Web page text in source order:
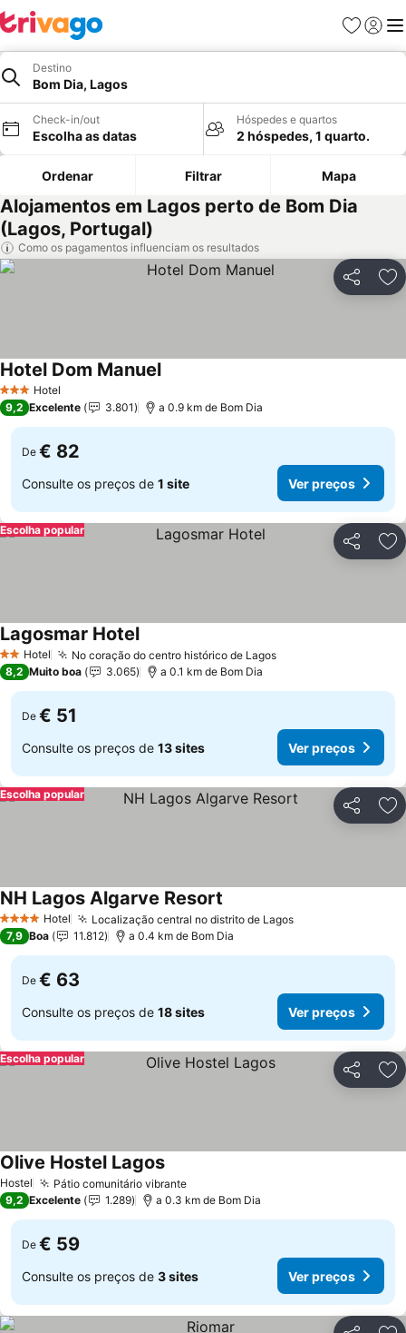
Favoritos
Iniciar
Destino
Bom Dia, Lagos
Check-in/out
Escolha as datas
Hóspedes e quartos
2 hóspedes, 1 quarto.
Ordenar Filtrar Mapa
Alojamentos em Lagos perto de Bom Dia
(Lagos, Portugal)
Como os pagamentos influenciam os resultados
Partilhar
3 EstrelasHotel
Hotel Dom Manuel
9,2 Excelente 3.801 a 0.9 km de Bom Dia
De € 82
Consulte os preços de 1 site Ver preços
Partilhar
Escolha popular
2 Estrelas
Hotel No coração do centro histórico de Lagos
Lagosmar Hotel
8,2 Muito boa 3.065 a 0.1 km de Bom Dia
De € 51
Consulte os preços de 13 sites Ver preços
Partilhar
Escolha popular
4 EstrelasHotel Localização central no distrito de Lagos
NH Lagos Algarve Resort
7,9 Boa 11.812 a 0.4 km de Bom Dia
De € 63
Consulte os preços de 18 sites Ver preços
Partilhar
Escolha popular
Hostel Pátio comunitário vibrante
Olive Hostel Lagos
9,2 Excelente 1.289 a 0.3 km de Bom Dia
De € 59
Consulte os preços de 3 sites Ver preços